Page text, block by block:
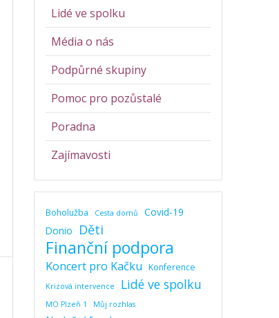
Lidé ve spolku
Média o nás
Podpůrné skupiny
Pomoc pro pozůstalé
Poradna
Zajímavosti
Boholužba Cesta domů
Covid-19
Donio
Děti
Finanční podpora
Koncert pro Kačku Konference
Krizová intervence Lidé ve spolku
MO Plzeň 1 Můj rozhlas